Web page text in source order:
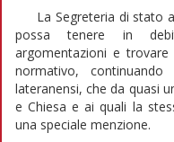
La Segreteria di stato
possa tenere in
argomentazioni e
normativo,
lateranensi, che da quasi
e Chiesa e ai quali la
una speciale menzione.